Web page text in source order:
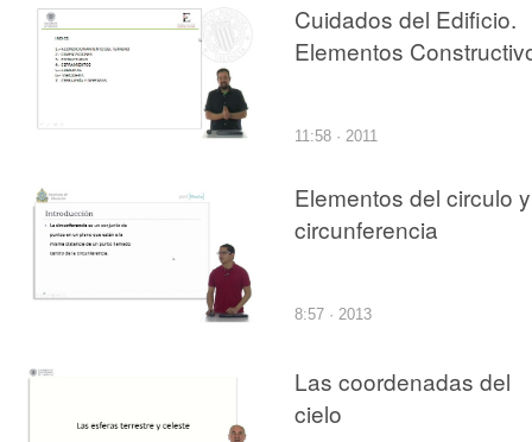
Cuidados del Edificio.
Elementos
11:58 · 2011
Elementos del circulo
circunferencia
8:57 · 2013
Las coordenadas del
cielo